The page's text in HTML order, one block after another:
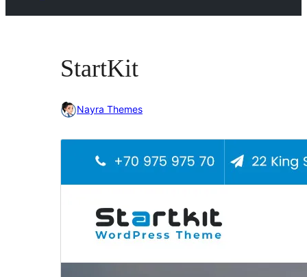
StartKit
Nayra Themes